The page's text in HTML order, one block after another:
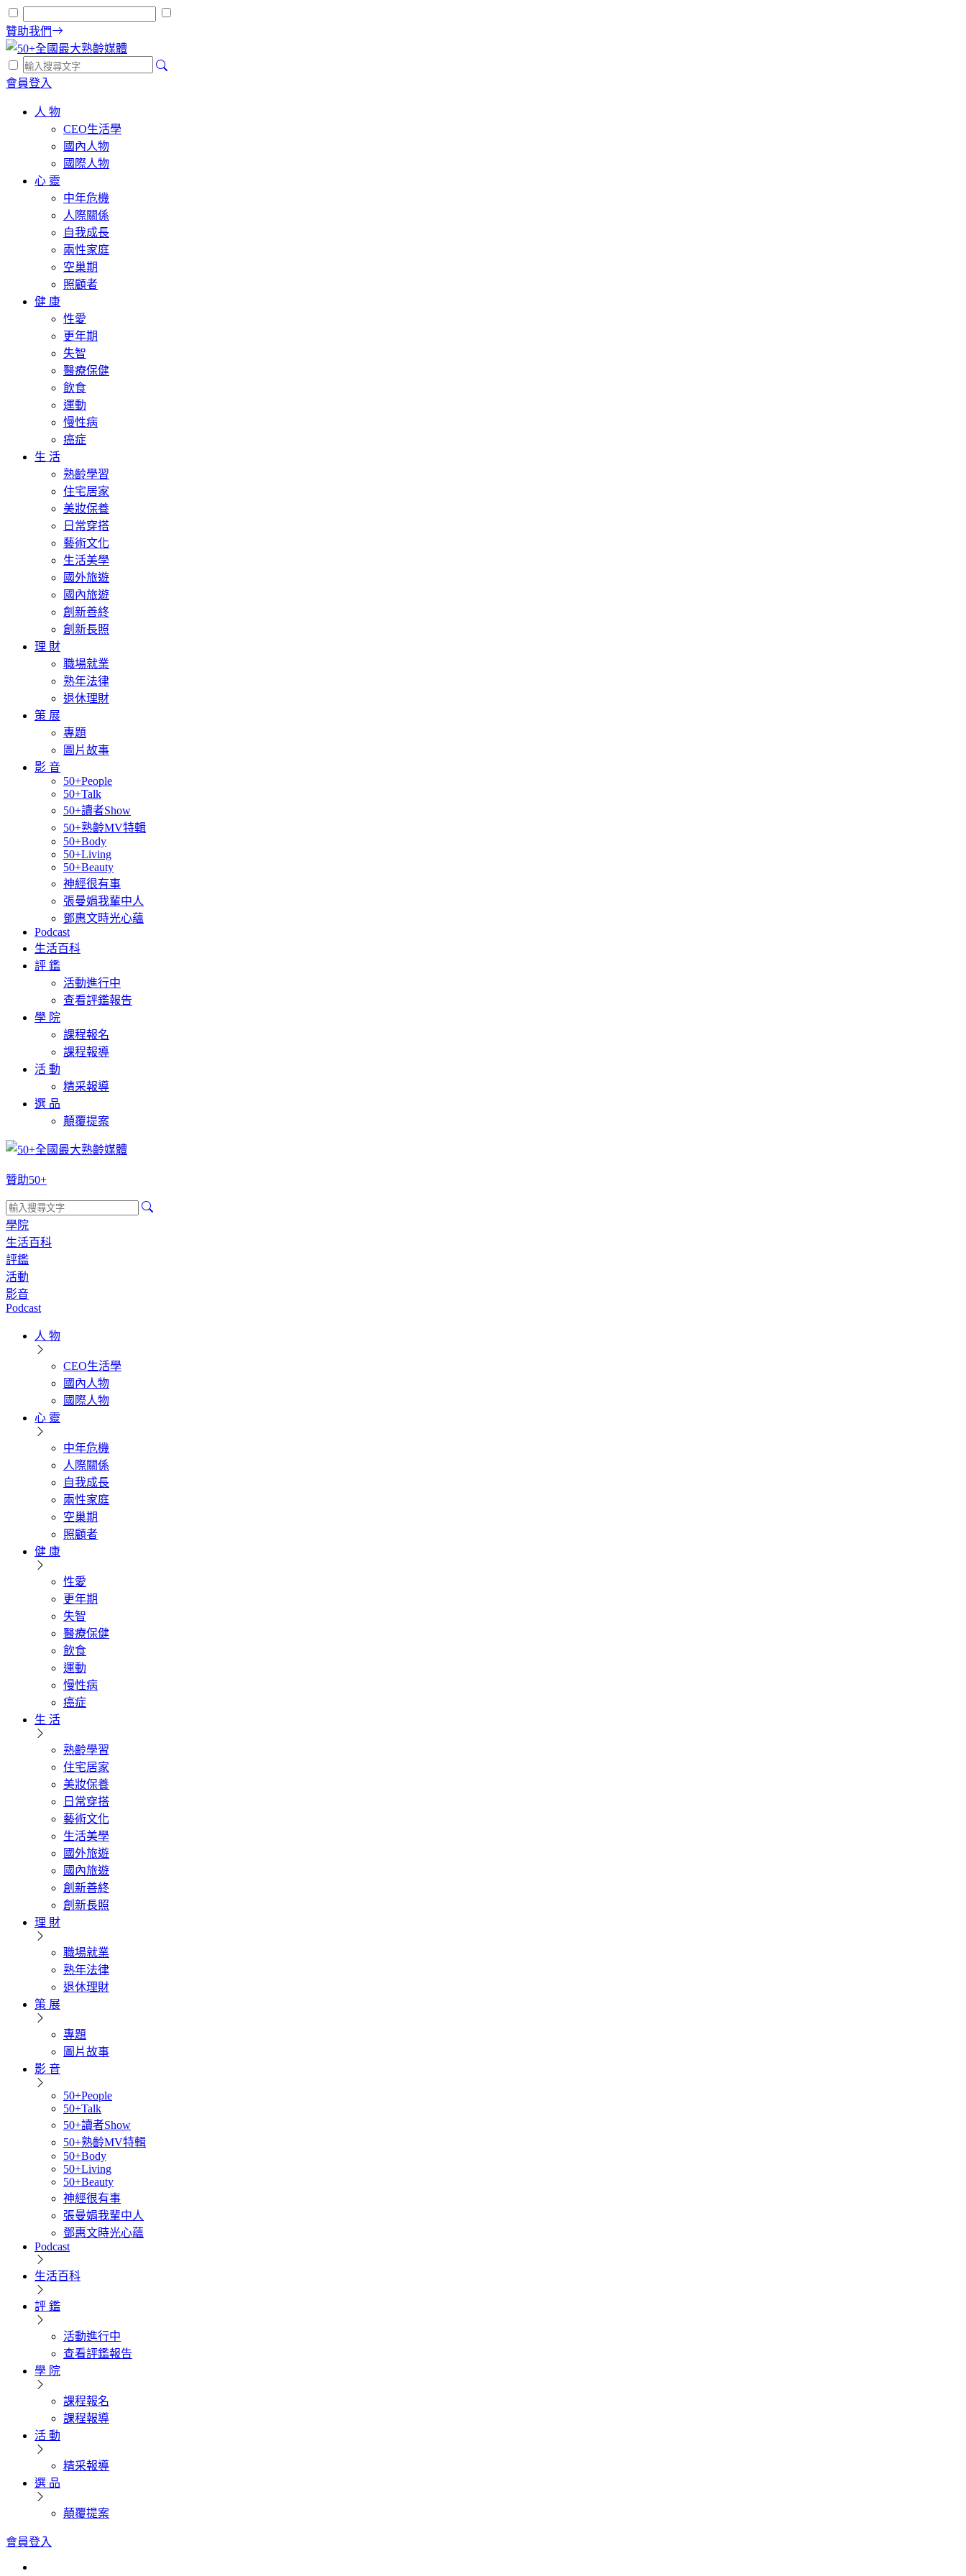
贊助我們
會員登入
人 物
CEO生活學
國內人物
國際人物
心 靈
中年危機
人際關係
自我成長
兩性家庭
空巢期
照顧者
健 康
性愛
更年期
失智
醫療保健
飲食
運動
慢性病
癌症
生 活
熟齡學習
住宅居家
美妝保養
日常穿搭
藝術文化
生活美學
國外旅遊
國內旅遊
創新善終
創新長照
理 財
職場就業
熟年法律
退休理財
策 展
專題
圖片故事
影 音
50+People
50+Talk
50+讀者Show
50+熟齡MV特輯
50+Body
50+Living
50+Beauty
神經很有事
張曼娟我輩中人
鄧惠文時光心蘊
Podcast
生活百科
評 鑑
活動進行中
查看評鑑報告
學 院
課程報名
課程報導
活 動
精采報導
選 品
顛覆提案
贊助50+
學院
生活百科
評鑑
活動
影音
Podcast
人 物
CEO生活學
國內人物
國際人物
心 靈
中年危機
人際關係
自我成長
兩性家庭
空巢期
照顧者
健 康
性愛
更年期
失智
醫療保健
飲食
運動
慢性病
癌症
生 活
熟齡學習
住宅居家
美妝保養
日常穿搭
藝術文化
生活美學
國外旅遊
國內旅遊
創新善終
創新長照
理 財
職場就業
熟年法律
退休理財
策 展
專題
圖片故事
影 音
50+People
50+Talk
50+讀者Show
50+熟齡MV特輯
50+Body
50+Living
50+Beauty
神經很有事
張曼娟我輩中人
鄧惠文時光心蘊
Podcast
生活百科
評 鑑
活動進行中
查看評鑑報告
學 院
課程報名
課程報導
活 動
精采報導
選 品
顛覆提案
會員登入